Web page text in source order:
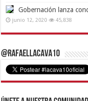
Gobernación lanza
junio 12, 2020 45,838
@RafaelLacava10